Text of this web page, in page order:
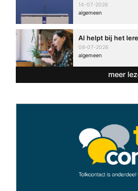
14-07-2026
algemeen
AI helpt bij het
08-07-2026
algemeen
meer